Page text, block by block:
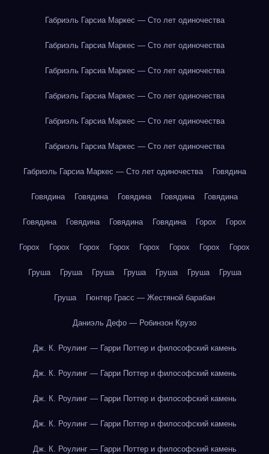
Габриэль Гарсиа Маркес — Сто лет одиночества
Габриэль Гарсиа Маркес — Сто лет одиночества
Габриэль Гарсиа Маркес — Сто лет одиночества
Габриэль Гарсиа Маркес — Сто лет одиночества
Габриэль Гарсиа Маркес — Сто лет одиночества
Габриэль Гарсиа Маркес — Сто лет одиночества
Габриэль Гарсиа Маркес — Сто лет одиночества Говядина
Говядина Говядина Говядина Говядина Говядина
Говядина Говядина Говядина Говядина Горох Горох
Горох Горох Горох Горох Горох Горох Горох Горох
Груша Груша Груша Груша Груша Груша Груша
Груша Гюнтер Грасс — Жестяной барабан
Даниэль Дефо — Робинзон Крузо
Дж. К. Роулинг — Гарри Поттер и философский камень
Дж. К. Роулинг — Гарри Поттер и философский камень
Дж. К. Роулинг — Гарри Поттер и философский камень
Дж. К. Роулинг — Гарри Поттер и философский камень
Дж. К. Роулинг — Гарри Поттер и философский камень